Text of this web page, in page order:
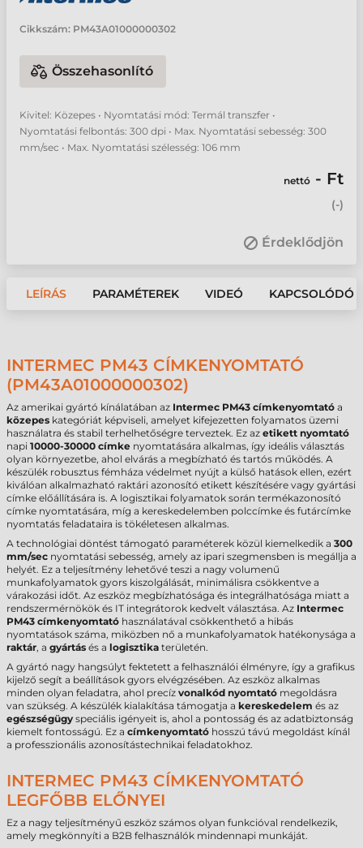
Cikkszám: PM43A01000000302
Összehasonlító
Kivitel: Közepes • Nyomtatási mód: Termál transzfer •
Nyomtatási felbontás: 300 dpi • Max. Nyomtatási sebesség: 300
mm/sec • Max. Nyomtatási szélesség: 106 mm
nettó - Ft
(-)
Érdeklődjön
LEÍRÁS PARAMÉTEREK VIDEÓ KAPCSOLÓDÓ
INTERMEC PM43 CÍMKENYOMTATÓ
(PM43A01000000302)
Az amerikai gyártó kínálatában az Intermec PM43 címkenyomtató a
közepes kategóriát képviseli, amelyet kifejezetten folyamatos üzemi
használatra és stabil terhelhetőségre terveztek. Ez az etikett nyomtató
napi 10000-30000 címke nyomtatására alkalmas, így ideális választás
olyan környezetbe, ahol elvárás a megbízható és tartós működés. A
készülék robusztus fémháza védelmet nyújt a külső hatások ellen, ezért
kiválóan alkalmazható raktári azonosító etikett készítésére vagy gyártási
címke előállítására is. A logisztikai folyamatok során termékazonosító
címke nyomtatására, míg a kereskedelemben polccímke és futárcímke
nyomtatás feladataira is tökéletesen alkalmas.
A technológiai döntést támogató paraméterek közül kiemelkedik a 300
mm/sec nyomtatási sebesség, amely az ipari szegmensben is megállja a
helyét. Ez a teljesítmény lehetővé teszi a nagy volumenű
munkafolyamatok gyors kiszolgálását, minimálisra csökkentve a
várakozási időt. Az eszköz megbízhatósága és integrálhatósága miatt a
rendszermérnökök és IT integrátorok kedvelt választása. Az Intermec
PM43 címkenyomtató használatával csökkenthető a hibás
nyomtatások száma, miközben nő a munkafolyamatok hatékonysága a
raktár, a gyártás és a logisztika területén.
A gyártó nagy hangsúlyt fektetett a felhasználói élményre, így a grafikus
kijelző segít a beállítások gyors elvégzésében. Az eszköz alkalmas
minden olyan feladatra, ahol precíz vonalkód nyomtató megoldásra
van szükség. A készülék kialakítása támogatja a kereskedelem és az
egészségügy speciális igényeit is, ahol a pontosság és az adatbiztonság
kiemelt fontosságú. Ez a címkenyomtató hosszú távú megoldást kínál
a professzionális azonosítástechnikai feladatokhoz.
INTERMEC PM43 CÍMKENYOMTATÓ
LEGFŐBB ELŐNYEI
Ez a nagy teljesítményű eszköz számos olyan funkcióval rendelkezik,
amely megkönnyíti a B2B felhasználók mindennapi munkáját.